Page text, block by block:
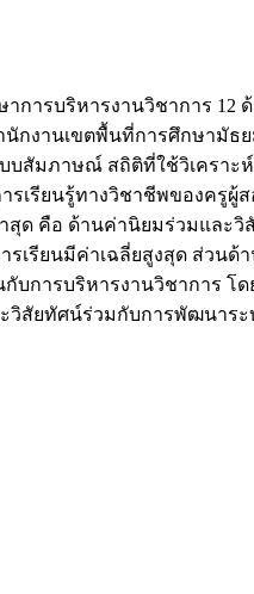
รบริหารงานวิชาการ 12
งานเขตพื้นที่การศึกษามัธ
บสัมภาษณ์ สถิติที่ใช้วิเครา
รเรียนรู้ทางวิชาชีพของครู
ด คือ ด้านค่านิยมร่วมและวิ
เรียนมีค่าเฉลี่ยสูงสุด ส่วน
การบริหารงานวิชาการ
สัยทัศน์ร่วมกับการพัฒนาร